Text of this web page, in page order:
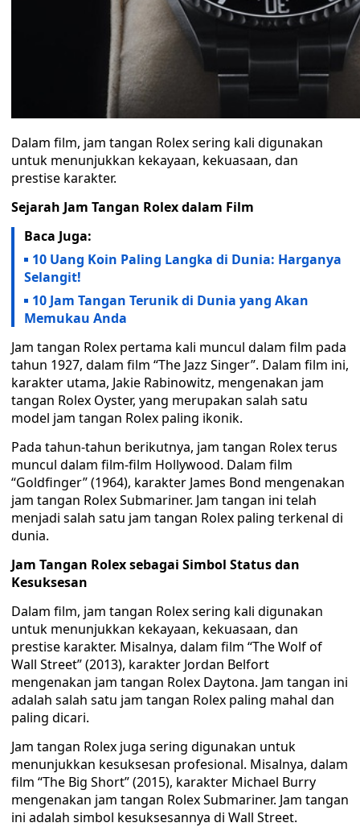
Dalam film, jam tangan Rolex sering kali digunakan
untuk menunjukkan kekayaan, kekuasaan, dan
prestise karakter.
Sejarah Jam Tangan Rolex dalam Film
Baca Juga:
10 Uang Koin Paling Langka di Dunia: Harganya
Selangit!
10 Jam Tangan Terunik di Dunia yang Akan
Memukau Anda
Jam tangan Rolex pertama kali muncul dalam film pada
tahun 1927, dalam film “The Jazz Singer”. Dalam film ini,
karakter utama, Jakie Rabinowitz, mengenakan jam
tangan Rolex Oyster, yang merupakan salah satu
model jam tangan Rolex paling ikonik.
Pada tahun-tahun berikutnya, jam tangan Rolex terus
muncul dalam film-film Hollywood. Dalam film
“Goldfinger” (1964), karakter James Bond mengenakan
jam tangan Rolex Submariner. Jam tangan ini telah
menjadi salah satu jam tangan Rolex paling terkenal di
dunia.
Jam Tangan Rolex sebagai Simbol Status dan
Kesuksesan
Dalam film, jam tangan Rolex sering kali digunakan
untuk menunjukkan kekayaan, kekuasaan, dan
prestise karakter. Misalnya, dalam film “The Wolf of
Wall Street” (2013), karakter Jordan Belfort
mengenakan jam tangan Rolex Daytona. Jam tangan ini
adalah salah satu jam tangan Rolex paling mahal dan
paling dicari.
Jam tangan Rolex juga sering digunakan untuk
menunjukkan kesuksesan profesional. Misalnya, dalam
film “The Big Short” (2015), karakter Michael Burry
mengenakan jam tangan Rolex Submariner. Jam tangan
ini adalah simbol kesuksesannya di Wall Street.